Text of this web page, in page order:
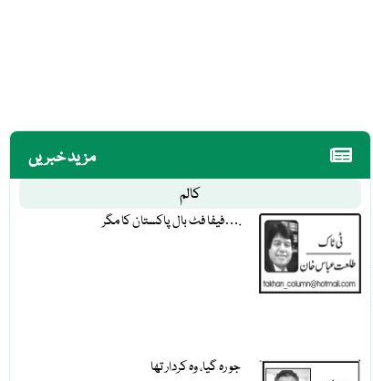
مزید خبریں
کالم
فیفا فٹ بال پاکستان کا مگر….
جو رہ گیا، وہ کردار تھا